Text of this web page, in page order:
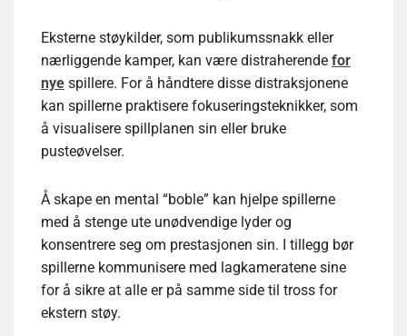
Eksterne støykilder, som publikumssnakk eller
nærliggende kamper, kan være distraherende for
nye spillere. For å håndtere disse distraksjonene
kan spillerne praktisere fokuseringsteknikker, som
å visualisere spillplanen sin eller bruke
pusteøvelser.
Å skape en mental “boble” kan hjelpe spillerne
med å stenge ute unødvendige lyder og
konsentrere seg om prestasjonen sin. I tillegg bør
spillerne kommunisere med lagkameratene sine
for å sikre at alle er på samme side til tross for
ekstern støy.